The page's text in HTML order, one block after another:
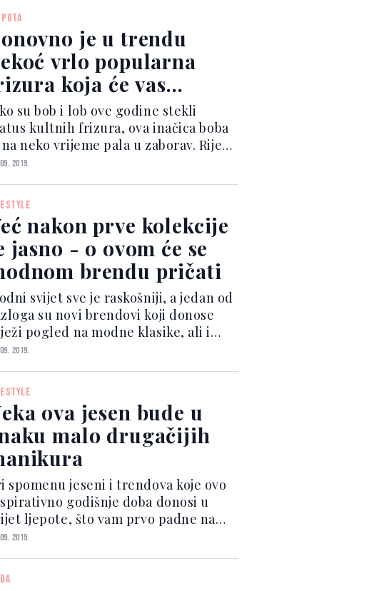
Ermanno
stvorio je kol...
je u trendu
vrlo popularna
koja će vas
na makeover
su bob i lob ove godine stekli
kultnih frizura, ova inačica boba
neko vrijeme pala u zaborav. Riječ
tzv. obrnutom bobu u kojem je
frizura sjajan je odabir ako želite
2019.
nakon prve kolekcije
jasno - o ovom će se
brendu pričati
svijet sve je raskošniji, a jedan od
su novi brendovi koji donose
pogled na modne klasike, ali i
trendove. Iako se čini da je
originalan i nosiv, s
na v...
2019.
ova jesen bude u
malo drugačijih
spomenu jeseni i trendova koje ovo
godišnje doba donosi u
ljepote, što vam prvo padne na
Vjerujemo kako su to noviteti u
kao i povratak uobičajenoj
2019.